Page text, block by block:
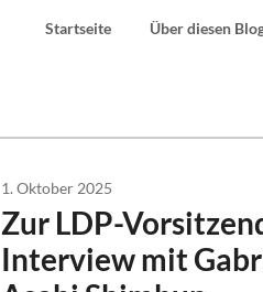
Startseite Über diesen
1. Oktober 2025
Zur LDP-
Interview mit